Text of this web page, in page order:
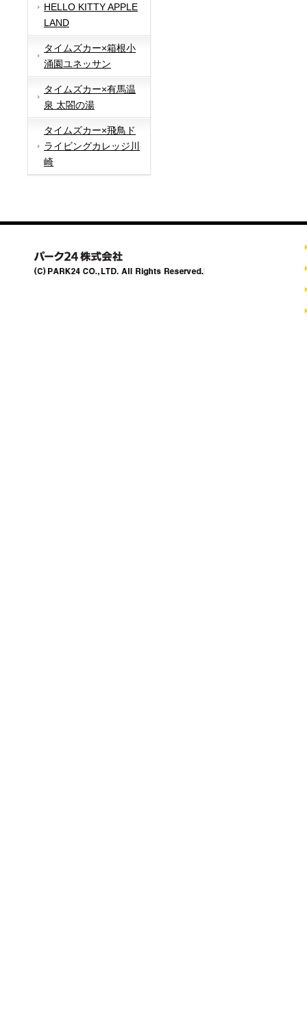
HELLO KITTY APPLE
LAND
タイムズカー×箱根小
涌園ユネッサン
タイムズカー×有馬温
泉 太閤の湯
タイムズカー×飛鳥ド
ライビングカレッジ川
崎